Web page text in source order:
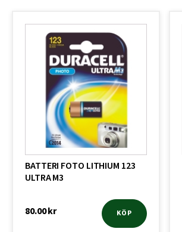
BATTERI FOTO LITHIUM 123
ULTRA M3
80.00kr KÖP